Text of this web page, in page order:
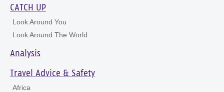
CATCH UP
Look Around You
Look Around The World
Analysis
Travel Advice & Safety
Africa